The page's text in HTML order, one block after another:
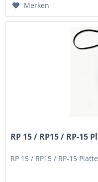
Merken
RP 15 / RP15 / RP-15
RP 15 / RP15 / RP-15